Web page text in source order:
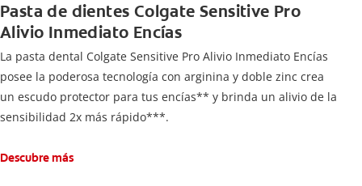
Pasta de dientes Colgate Sensitive Pro
Alivio Inmediato Encías
La pasta dental Colgate Sensitive Pro Alivio Inmediato Encías
posee la poderosa tecnología con arginina y doble zinc crea
un escudo protector para tus encías** y brinda un alivio de la
sensibilidad 2x más rápido***.
Descubre más